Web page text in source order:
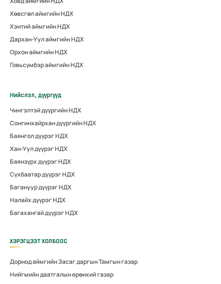
Хөвсгөл аймгийн НДХ
Хэнтий аймгийн НДХ
Дархан-Уул аймгийн НДХ
Орхон аймгийн НДХ
Говьсүмбэр аймгийн НДХ
Нийслэл, дүүргүүд
Чингэлтэй дүүргийн НДХ
Сонгинхайрхан дүүргийн НДХ
Баянгол дүүрэг НДХ
Хан-Уул дүүрэг НДХ
Баянзүрх дүүрэг НДХ
Сүхбаатар дүүрэг НДХ
Багануур дүүрэг НДХ
Налайх дүүрэг НДХ
Багахангай дүүрэг НДХ
ХЭРЭГЦЭЭТ ХОЛБООС
Дорнод аймгийн Засаг даргын Тамгын газар
Нийгмийн даатгалын ерөнхий газар